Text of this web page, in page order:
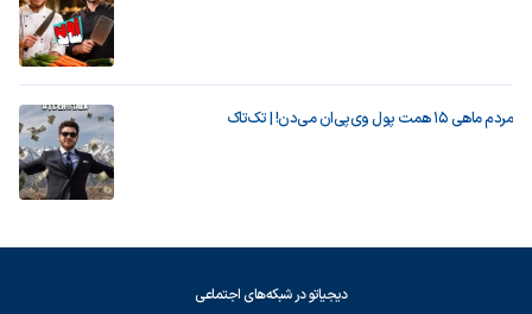
مردم ماهی ۱۵ همت پول وی‌پی‌ان می‌دن! | تک‌تاک
دیجیاتو در شبکه‌های اجتماعی